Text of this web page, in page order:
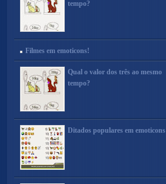
tempo?
Filmes em emoticons!
Qual o valor dos três ao mesmo
tempo?
Ditados populares em emoticons